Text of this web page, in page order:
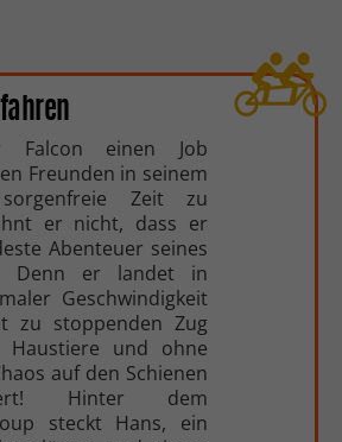
Falcon einen Job
Freunden in seinem
Zeit zu
er nicht, dass er
Abenteuer seines
Denn er landet in
Geschwindigkeit
zu stoppenden Zug
Haustiere und ohne
auf den Schienen
Hinter dem
steckt Hans, ein